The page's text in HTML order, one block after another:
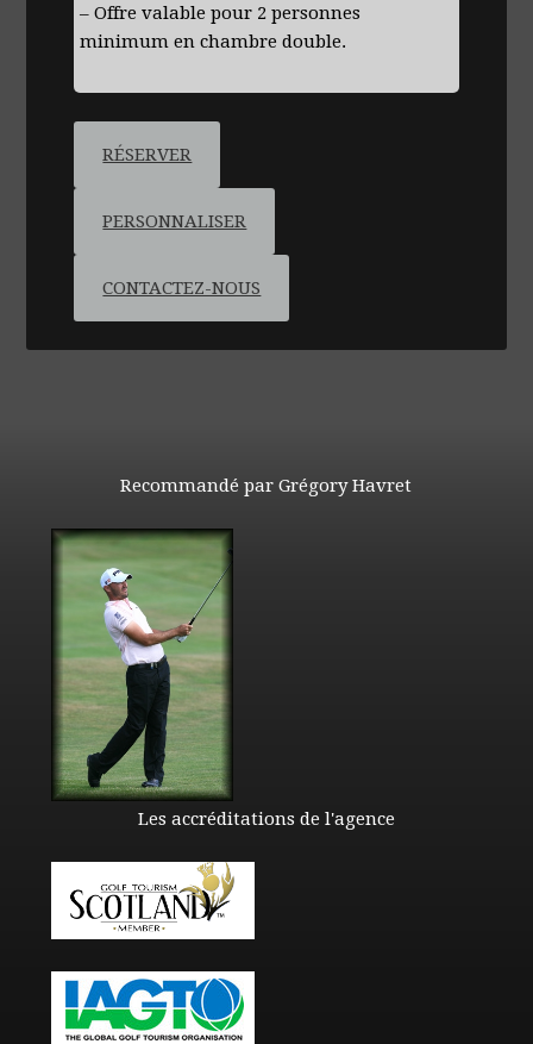
– Offre valable pour 2 personnes
minimum en chambre double.
RÉSERVER
PERSONNALISER
CONTACTEZ-NOUS
Recommandé par Grégory Havret
Les accréditations de l'agence